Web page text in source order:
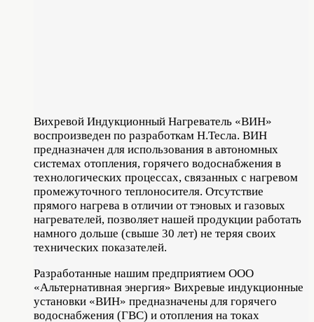
Вихревой Индукционный Нагреватель «ВИН»
воспроизведен по разработкам Н.Тесла. ВИН
предназначен для использования в автономных
системах отопления, горячего водоснабжения в
технологических процессах, связанных с нагревом
промежуточного теплоносителя. Отсутствие
прямого нагрева в отличии от тэновых и газовых
нагревателей, позволяет нашей продукции работать
намного дольше (свыше 30 лет) не теряя своих
технических показателей.
Разработанные нашим предприятием ООО
«Альтернативная энергия» Вихревые индукционные
установки «ВИН» предназначены для горячего
водоснабжения (ГВС) и отопления на токах